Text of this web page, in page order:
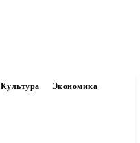
Культура Экономика